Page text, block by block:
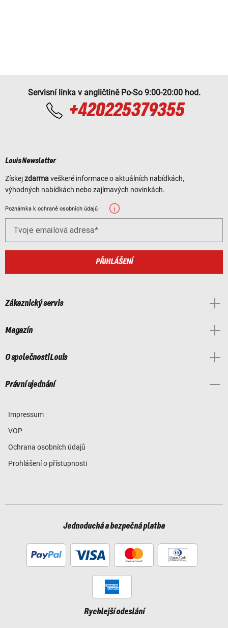
Servisní linka v angličtině Po-So 9:00-20:00 hod.
+420225379355
Louis Newsletter
Získejzdarmaveškeré informace o aktuálních nabídkách,
výhodných nabídkách nebo zajímavých novinkách.
Poznámka k ochraně osobních údajů
Tvoje emailová adresa
PŘIHLÁŠENÍ
Zákaznický servis
Magazín
O společnosti Louis
Právní ujednání
Impressum
VOP
Ochrana osobních údajů
Prohlášení o přístupnosti
Jednoduchá a bezpečná platba
Rychlejší odeslání